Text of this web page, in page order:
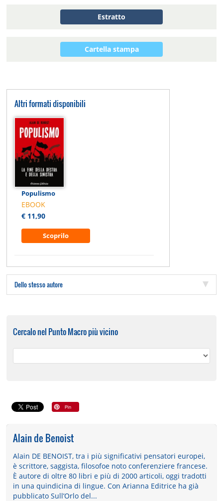
Estratto
Cartella stampa
Altri formati disponibili
Populismo
EBOOK
€ 11,90
Scoprilo
Dello stesso autore
Cercalo nel Punto Macro più vicino
Alain de Benoist
Alain DE BENOIST, tra i più significativi pensatori europei,
è scrittore, saggista, filosofoe noto conferenziere francese.
È autore di oltre 80 libri e più di 2000 articoli, oggi tradotti
in una quindicina di lingue. Con Arianna Editrice ha già
pubblicato Sull’Orlo del...